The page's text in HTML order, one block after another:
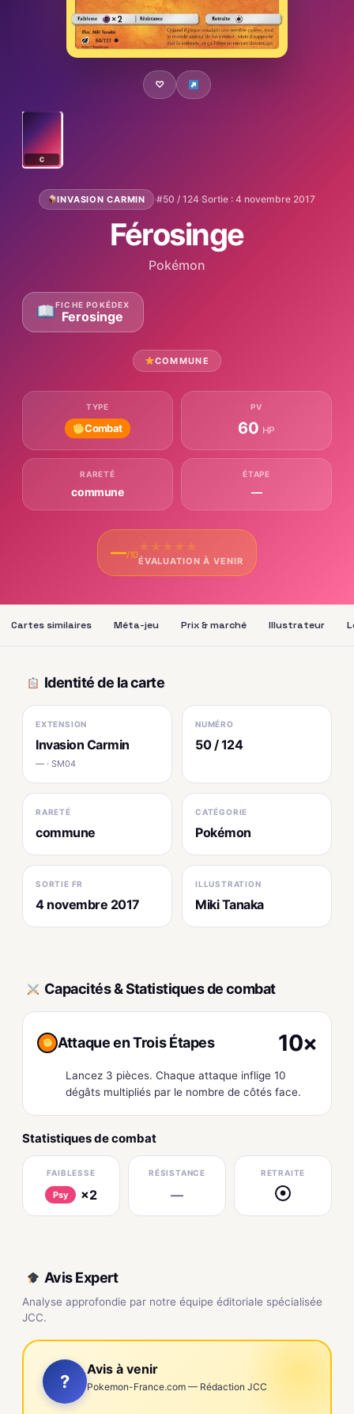
♡
C
INVASION CARMIN ·#50 / 124·Sortie : 4 novembre 2017
Férosinge
Pokémon
FICHE POKÉDEX
Ferosinge
COMMUNE
TYPE
Combat
PV
60 HP
RARETÉ
commune
ÉTAPE
—
—/10
★ ★ ★ ★ ★
ÉVALUATION À VENIR
Cartes similaires Méta-jeu Prix & marché Illustrateur
Identité de la carte
EXTENSION
Invasion Carmin
— · SM04
NUMÉRO
50 / 124
RARETÉ
commune
CATÉGORIE
Pokémon
SORTIE FR
4 novembre 2017
ILLUSTRATION
Miki Tanaka
Capacités & Statistiques de combat
Attaque en Trois Étapes 10×
Lancez 3 pièces. Chaque attaque inflige 10
dégâts multipliés par le nombre de côtés face.
Statistiques de combat
FAIBLESSE
Psy ×2
RÉSISTANCE
—
RETRAITE
●
Avis Expert
Analyse approfondie par notre équipe éditoriale spécialisée
JCC.
?
Avis à venir
Pokemon-France.com — Rédaction JCC